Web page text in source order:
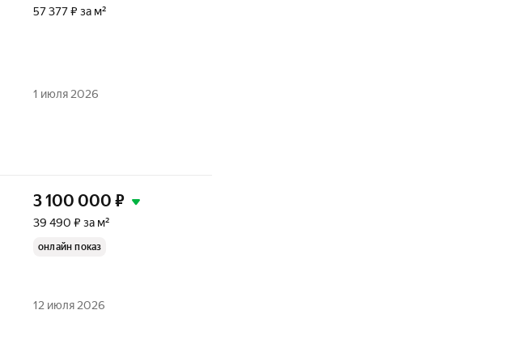
57 377 ₽ за м²
1 июля 2026
3 100 000 ₽
39 490 ₽ за м²
онлайн показ
12 июля 2026